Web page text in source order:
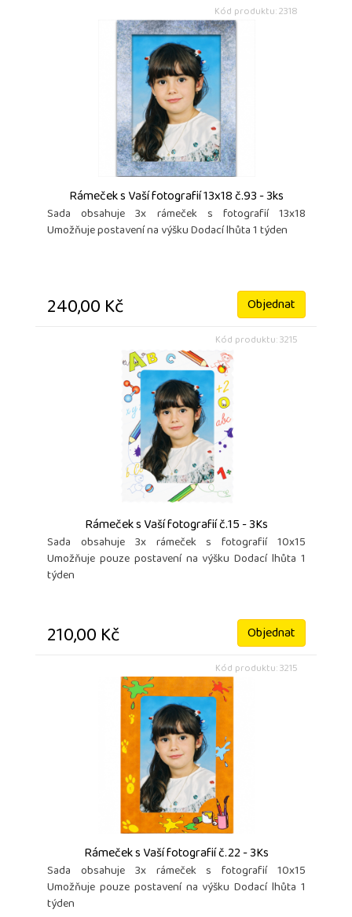
Kód produktu: 2318
Rámeček s Vaší fotografií 13x18 č.93 - 3ks
Sada obsahuje 3x rámeček s fotografií 13x18
Umožňuje postavení na výšku Dodací lhůta 1 týden
240,00 Kč Objednat
Kód produktu: 3215
Rámeček s Vaší fotografií č.15 - 3Ks
Sada obsahuje 3x rámeček s fotografií 10x15
Umožňuje pouze postavení na výšku Dodací lhůta 1
týden
210,00 Kč Objednat
Kód produktu: 3215
Rámeček s Vaší fotografií č.22 - 3Ks
Sada obsahuje 3x rámeček s fotografií 10x15
Umožňuje pouze postavení na výšku Dodací lhůta 1
týden